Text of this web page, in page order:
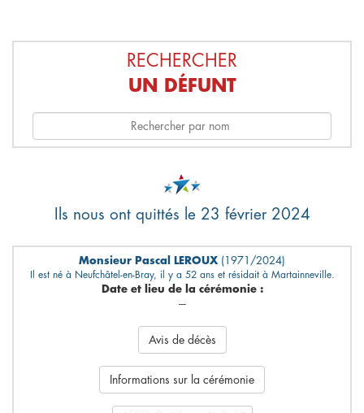
RECHERCHER
UN DÉFUNT
Ils nous ont quittés le 23 février 2024
Monsieur Pascal LEROUX (1971/2024)
Il est né à Neufchâtel-en-Bray, il y a 52 ans et résidait à Martainneville.
Date et lieu de la cérémonie :
---
Avis de décès
Informations sur la cérémonie